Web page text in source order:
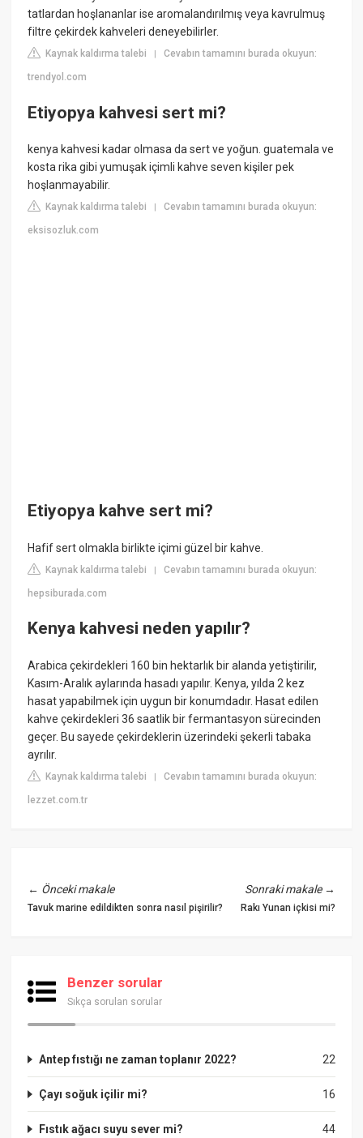
tatlardan hoşlananlar ise aromalandırılmış veya kavrulmuş
filtre çekirdek kahveleri deneyebilirler.
Kaynak kaldırma talebi |Cevabın tamamını burada okuyun:
trendyol.com
Etiyopya kahvesi sert mi?
kenya kahvesi kadar olmasa da sert ve yoğun. guatemala ve
kosta rika gibi yumuşak içimli kahve seven kişiler pek
hoşlanmayabilir.
Kaynak kaldırma talebi |Cevabın tamamını burada okuyun:
eksisozluk.com
Etiyopya kahve sert mi?
Hafif sert olmakla birlikte içimi güzel bir kahve.
Kaynak kaldırma talebi |Cevabın tamamını burada okuyun:
hepsiburada.com
Kenya kahvesi neden yapılır?
Arabica çekirdekleri 160 bin hektarlık bir alanda yetiştirilir,
Kasım-Aralık aylarında hasadı yapılır. Kenya, yılda 2 kez
hasat yapabilmek için uygun bir konumdadır. Hasat edilen
kahve çekirdekleri 36 saatlik bir fermantasyon sürecinden
geçer. Bu sayede çekirdeklerin üzerindeki şekerli tabaka
ayrılır.
Kaynak kaldırma talebi |Cevabın tamamını burada okuyun:
lezzet.com.tr
← Önceki makale
Tavuk marine edildikten sonra nasıl pişirilir?
Sonraki makale→
Rakı Yunan içkisi mi?
Benzer sorular
Sıkça sorulan sorular
22
Antep fıstığı ne zaman toplanır 2022?
16
Çayı soğuk içilir mi?
44
Fıstık ağacı suyu sever mi?